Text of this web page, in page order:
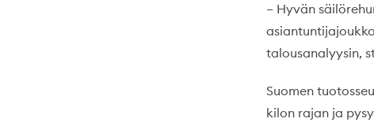
– Hyvän
talousanalyysin,
Suomen
kilon rajan ja